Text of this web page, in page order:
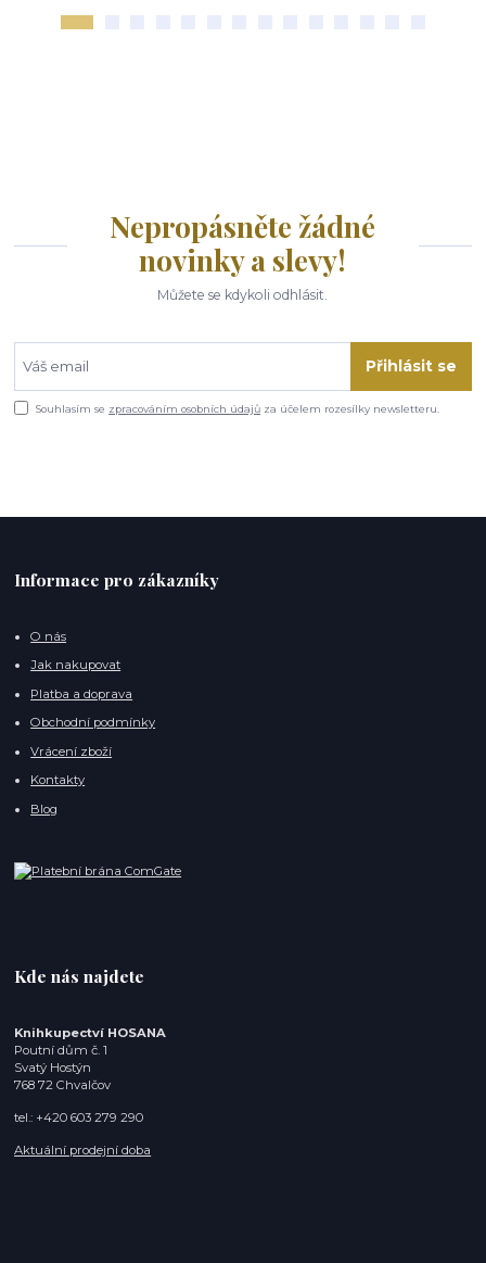
Nepropásněte žádné
novinky a slevy!
Můžete se kdykoli odhlásit.
Přihlásit se
Souhlasím se zpracováním osobních údajů za účelem rozesílky newsletteru.
Informace pro zákazníky
O nás
Jak nakupovat
Platba a doprava
Obchodní podmínky
Vrácení zboží
Kontakty
Blog
Kde nás najdete
Knihkupectví HOSANA
Poutní dům č. 1
Svatý Hostýn
768 72 Chvalčov
tel.: +420 603 279 290
Aktuální prodejní doba